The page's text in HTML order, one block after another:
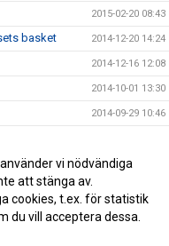
2015-02-20 08:43
basket 2014-12-20 14:24
2014-12-16 12:08
2014-10-01 13:30
2014-09-29 10:46
2014-08-31 22:50
2014-08-31 22:49
vi nödvändiga
att stänga av.
cookies, t.ex. för statistik
du vill acceptera dessa.